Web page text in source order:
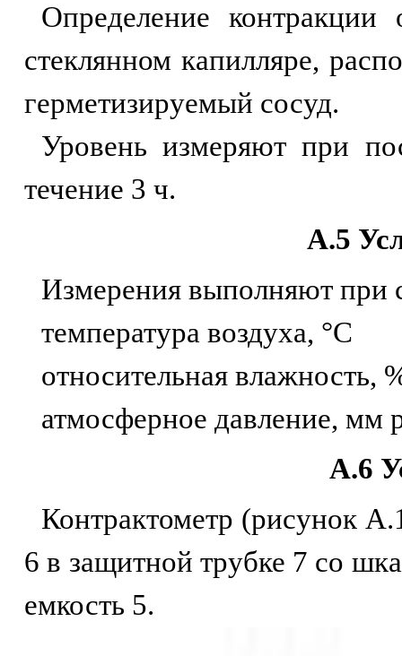
Определение
стеклянном капилляре,
герметизируемый сосуд.
Уровень измеряют при
течение 3 ч.
А.5
Измерения выполняют
температура
относительная
атмосферное давление,
А.6
Контрактометр (рисунок
6 в защитной трубке 7 со
емкость 5.